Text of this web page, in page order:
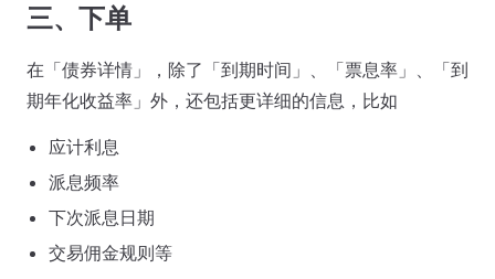
三、下单
在「债券详情」，除了「到期时间」、「票息率」、「到
期年化收益率」外，还包括更详细的信息，比如
应计利息
派息频率
下次派息日期
交易佣金规则等